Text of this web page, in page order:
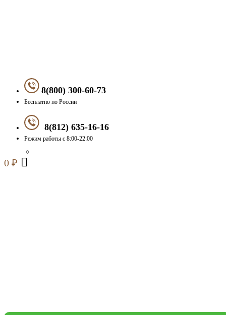
8(800) 300-60-73
Бесплатно по России
8(812) 635-16-16
Режим работы с 8:00-22:00
0 ₽